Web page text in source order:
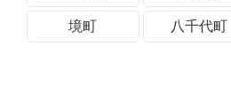
境町 八千代町